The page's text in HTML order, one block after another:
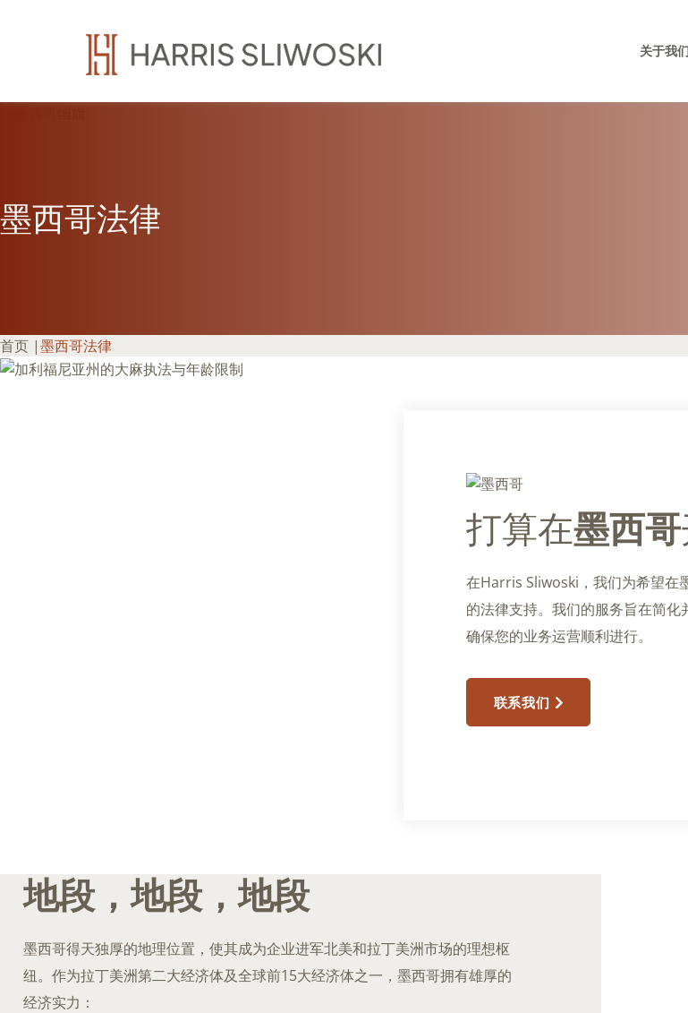
关于我们
墨西哥法律
首页 |墨西哥法律
打算在墨西哥
在Harris Sliwoski，我们为希望在
的法律支持。我们的服务旨在简
确保您的业务运营顺利进行。
联系我们
地段，地段，地段
墨西哥得天独厚的地理位置，使其成为企业进军北美和拉丁美洲市场的理想枢
纽。作为拉丁美洲第二大经济体及全球前15大经济体之一，墨西哥拥有雄厚的
经济实力：